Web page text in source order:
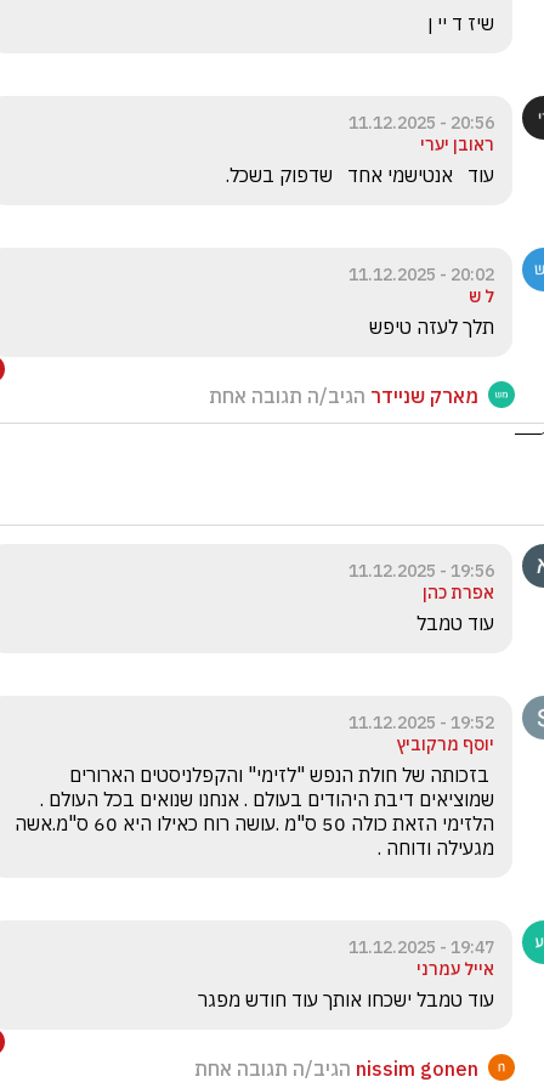
שיז ד יי ן
20:56 - 11.12.2025
ראובן יערי
עוד   אנטישמי אחד   שדפוק בשכל.
20:02 - 11.12.2025
ל ש
תלך לעזה טיפש
מארק שניידר הגיב/ה תגובה אחת
19:56 - 11.12.2025
אפרת כהן
עוד טמבל
19:52 - 11.12.2025
יוסף מרקוביץ
מגעילה ודוחה .
19:47 - 11.12.2025
אייל עמרני
עוד טמבל ישכחו אותך עוד חודש מפגר
nissim gonen הגיב/ה תגובה אחת